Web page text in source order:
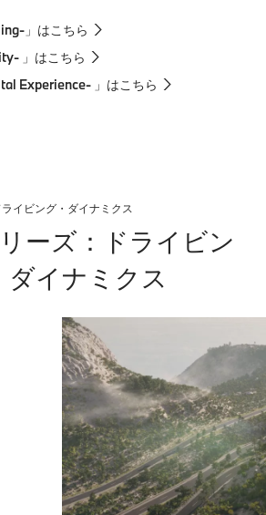
」はこちら
」はこちら
Experience- 」はこちら
ライビング・ダイナミクス
ーズ：ドライビン
ダイナミクス